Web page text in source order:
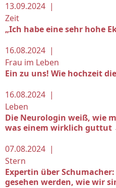
13.09.2024 |
Zeit
„Ich habe eine sehr hohe
16.08.2024 |
Frau im Leben
Ein zu uns! Wie hochzeit
16.08.2024 |
Leben
Die Neurologin weiß, wie
was einem wirklich guttut
07.08.2024 |
Stern
Expertin über
gesehen werden, wie wir